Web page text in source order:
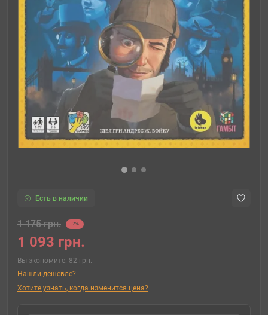
Есть в наличии
1 175 грн. -7%
1 093 грн.
Вы экономите: 82 грн.
Нашли дешевле?
Хотите узнать, когда изменится цена?